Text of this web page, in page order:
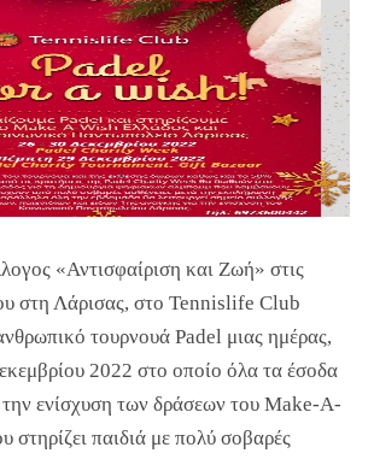
«Αντισφαίριση και Ζωή» στις
στη Λάρισας, στο Tennislife Club
τουρνουά Padel μιας ημέρας,
2022 στο οποίο όλα τα έσοδα
την ενίσχυση των δράσεων του Make-A-
στηρίζει παιδιά με πολύ σοβαρές